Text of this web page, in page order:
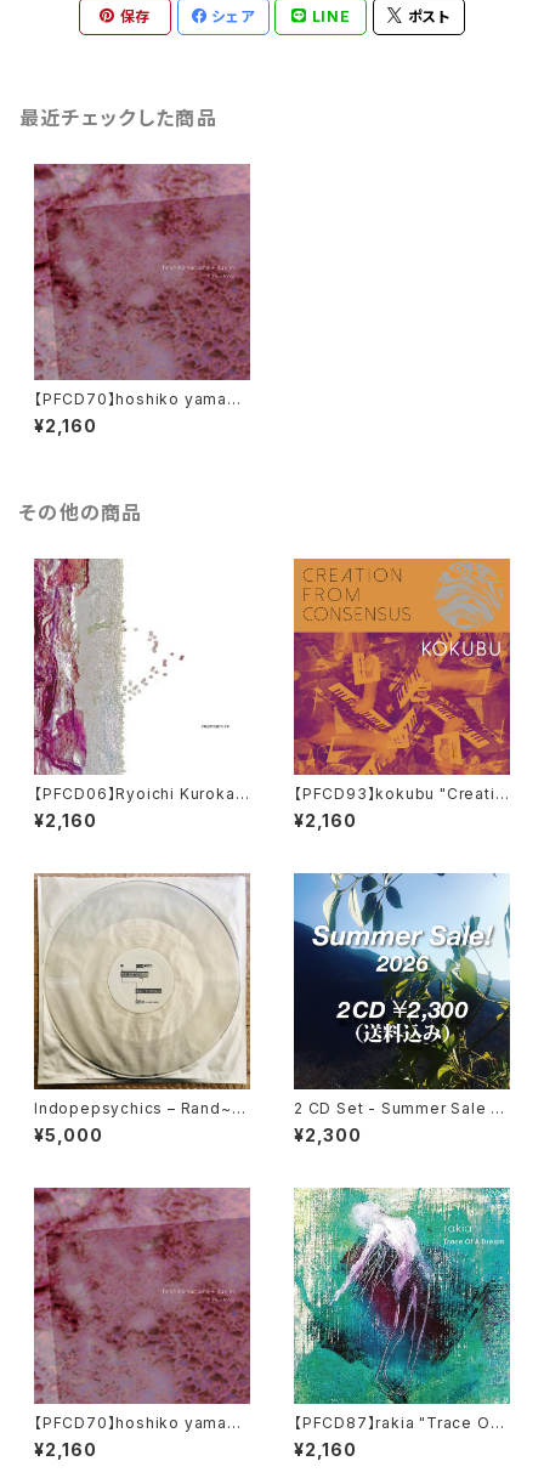
保存 シェア LINE ポスト
最近チェックした商品
【PFCD70】hoshiko yamane
+ duenn『nakaniwa』CD
¥2,160
その他の商品
【PFCD06】Ryoichi Kurokaw
a『copynature』
¥2,160
【PFCD93】kokubu "Creatio
n From Consensus" CD
¥2,160
Indopepsychics – Rand~ /
Phasor~ 12ich pfL_2
¥5,000
2 CD Set - Summer Sale 2
026
¥2,300
【PFCD70】hoshiko yamane
+ duenn『nakaniwa』CD
¥2,160
【PFCD87】rakia "Trace Of
A Dream" CD
¥2,160